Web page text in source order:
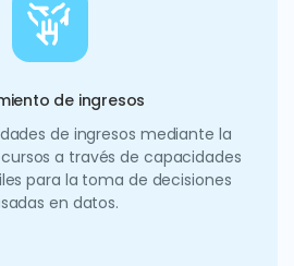
de ingresos
de ingresos mediante la
a través de capacidades
para la toma de decisiones
en datos.